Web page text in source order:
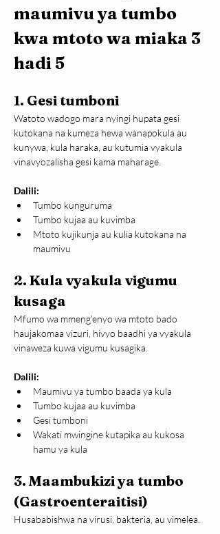
maumivu ya tumbo
kwa mtoto wa miaka 3
hadi 5
1. Gesi tumboni
Watoto wadogo mara nyingi hupata gesi
kutokana na kumeza hewa wanapokula au
kunywa, kula haraka, au kutumia vyakula
vinavyozalisha gesi kama maharage.
Dalili:
Tumbo kunguruma
Tumbo kujaa au kuvimba
Mtoto kujikunja au kulia kutokana na
maumivu
2. Kula vyakula vigumu
kusaga
Mfumo wa mmeng’enyo wa mtoto bado
haujakomaa vizuri, hivyo baadhi ya vyakula
vinaweza kuwa vigumu kusagika.
Dalili:
Maumivu ya tumbo baada ya kula
Tumbo kujaa au kuvimba
Gesi tumboni
Wakati mwingine kutapika au kukosa
hamu ya kula
3. Maambukizi ya tumbo
(Gastroenteraitisi)
Husababishwa na virusi, bakteria, au vimelea.